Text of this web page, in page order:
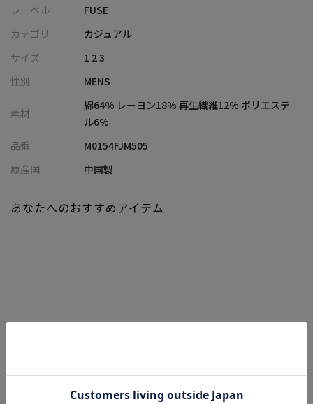
【デザインと素材】
シャツジャケット。
中肉の生地で見た目にも温かみがあり、奥行きのあるオンブレー
チェック柄が、秋冬の着こなしにさりげない個性をプラスしてく
れます。
【シルエット】
ややゆとりを持たせたサイズ感で、体型を拾いにくくストレスフ
アウターとしても、コートなどのインナーとしても着まわせる汎
レーベル
FUSE
カテゴリ
カジュアル
サイズ
1 2 3
性別
MENS
素材
綿64% レーヨン18% 再生繊維12% ポリエステ
ル6%
品番
M0154FJM505
原産国
中国製
関連商品
あなたへのおすすめアイテム